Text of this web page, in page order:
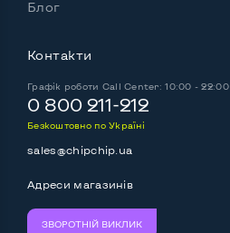
Блог
Контакти
Графік роботи Call Center: 10:00 - 22:00
0 800 211-212
Безкоштовно по Україні
sales@chipchip.ua
Адреси магазинів
ЗВОРОТНІЙ ВИКЛИК